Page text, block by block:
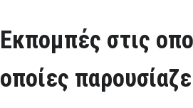
Εκπομπές στις
οποίες